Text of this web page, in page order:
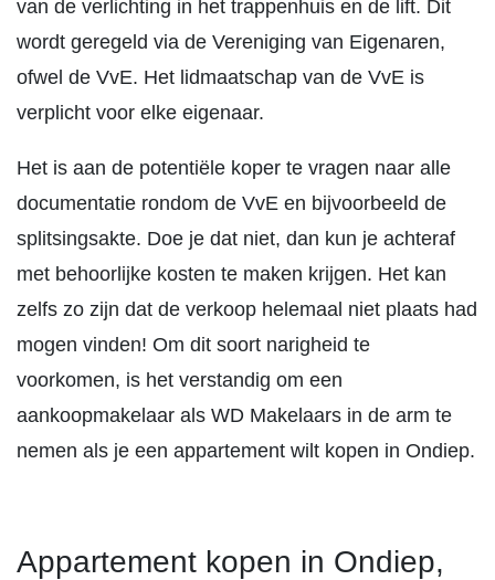
van de verlichting in het trappenhuis en de lift. Dit
wordt geregeld via de Vereniging van Eigenaren,
ofwel de VvE. Het lidmaatschap van de VvE is
verplicht voor elke eigenaar.
Het is aan de potentiële koper te vragen naar alle
documentatie rondom de VvE en bijvoorbeeld de
splitsingsakte. Doe je dat niet, dan kun je achteraf
met behoorlijke kosten te maken krijgen. Het kan
zelfs zo zijn dat de verkoop helemaal niet plaats had
mogen vinden! Om dit soort narigheid te
voorkomen, is het verstandig om een
aankoopmakelaar als WD Makelaars in de arm te
nemen als je een appartement wilt kopen in Ondiep.
Appartement kopen in Ondiep,